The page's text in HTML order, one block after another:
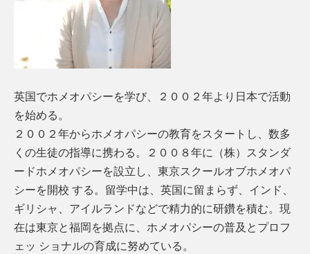
英国でホメオパシーを学び、２００２年より日本で活動
を始める。
２００２年からホメオパシーの教育をスタートし、数多
くの生徒の指導に携わる。２００８年に（株）スタンダ
ードホメオパシーを設立し、東京スクールオブホメオパ
シーを開校 する。留学中は、英国に留まらず、インド、
ギリシャ、アイルランドなどで精力的に研鑽を積む。現
在は東京と福岡を拠点に、ホメオパシーの普及とプロフ
ェッ ショナルの育成に努めている。